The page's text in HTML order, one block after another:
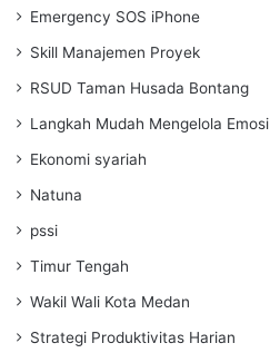
Emergency SOS iPhone
Skill Manajemen Proyek
RSUD Taman Husada Bontang
Langkah Mudah Mengelola Emosi
Ekonomi syariah
Natuna
pssi
Timur Tengah
Wakil Wali Kota Medan
Strategi Produktivitas Harian